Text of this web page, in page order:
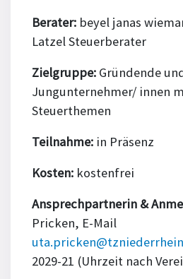
Berater: beyel janas
Latzel Steuerberater
Zielgruppe: Gründende
Jungunternehmer/ innen
Steuerthemen
Teilnahme: in Präsenz
Kosten: kostenfrei
Ansprechpartnerin &
Pricken, E-Mail
2029-21 (Uhrzeit nach